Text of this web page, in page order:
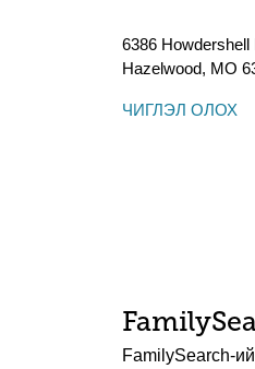
6386 Howdershell
Hazelwood, MO
ЧИГЛЭЛ ОЛОХ
FamilySearch-